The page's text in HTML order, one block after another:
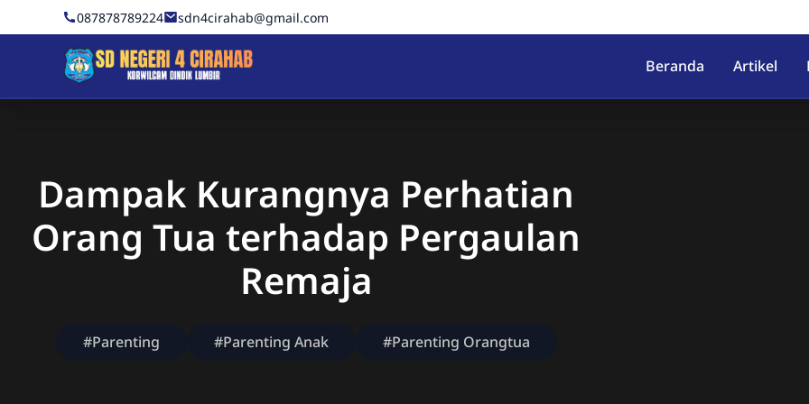
Skip to Content087878789224 sdn4cirahab@gmail.com
Sekolah Dasar Negeri 4 Cirahab, Kec. Lumbir, Kab.
Beranda Artikel
Dampak Kurangnya Perhatian
Orang Tua terhadap Pergaulan
Remaja
#Parenting #Parenting Anak #Parenting Orangtua